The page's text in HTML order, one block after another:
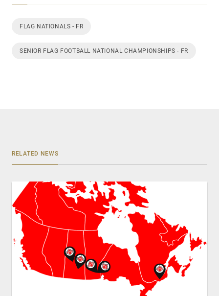
FLAG NATIONALS - FR
SENIOR FLAG FOOTBALL NATIONAL CHAMPIONSHIPS - FR
RELATED NEWS